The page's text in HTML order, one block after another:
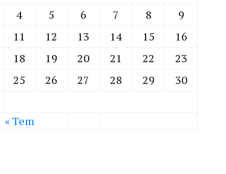
4 5 6 7 8
9
11 12 13 14 15
16
18 19 20 21 22
23
25 26 27 28 29
30
« Tem